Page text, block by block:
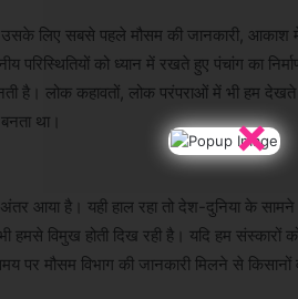
उसके लिए सबसे पहले मौसम की जानकारी, आकाश
परिस्थितियों को ध्यान में रखते हुए पंचांग का
है। लोक कहावतों, लोक परंपराओं में भी हम
था।
आया है। यही हाल रहा तो देश-दुनिया के सामने
विमुख होती दिख रही है। यदि हम संस्कारों
मौसम विभाग की जानकारी मिलने से किसानों
×